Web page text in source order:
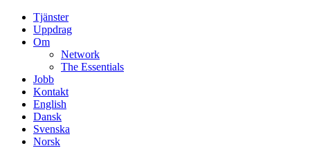
Tjänster
Uppdrag
Om
Network
The Essentials
Jobb
Kontakt
English
Dansk
Svenska
Norsk